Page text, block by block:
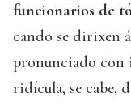
funcionarios de
cando se dirixen
pronunciado con
ridícula, se cabe,